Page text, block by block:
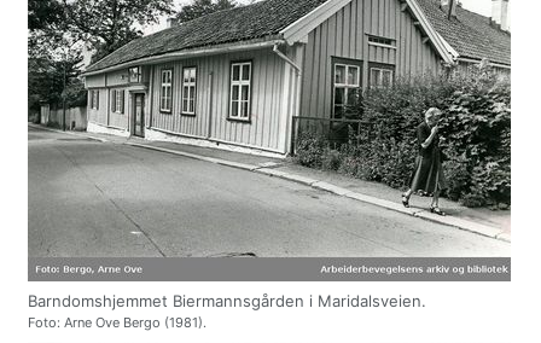
Barndomshjemmet Biermannsgården i Maridalsveien.
Foto: Arne Ove Bergo (1981).